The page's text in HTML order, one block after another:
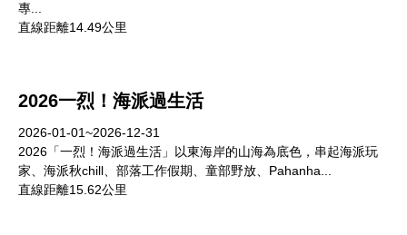
專...
直線距離14.49公里
2026一烈！海派過生活
2026-01-01~2026-12-31
2026「一烈！海派過生活」以東海岸的山海為底色，串起海派玩
家、海派秋chill、部落工作假期、童部野放、Pahanha...
直線距離15.62公里